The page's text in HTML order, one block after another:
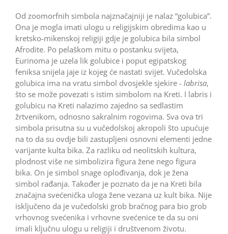
Od zoomorfnih simbola najznačajniji je nalaz “golubica”.
Ona je mogla imati ulogu u religijskim obredima kao u
kretsko‑mikenskoj religiji gdje je golubica bila simbol
Afrodite. Po pelaškom mitu o postanku svijeta,
Eurinoma je uzela lik golubice i poput egipatskog
feniksa snijela jaje iz kojeg će nastati svijet. Vučedolska
golubica ima na vratu simbol dvosjekle sjekire ‑ labrisa,
što se može povezati s istim simbolom na Kreti. I labris i
golubicu na Kreti nalazimo zajedno sa sedlastim
žrtvenikom, odnosno sakralnim rogovima. Sva ova tri
simbola prisutna su u vučedolskoj akropoli što upućuje
na to da su ovdje bili zastupljeni osnovni elementi jedne
varijante kulta bika. Za razliku od neolitskih kultura,
plodnost više ne simbolizira figura žene nego figura
bika. On je simbol snage oplođivanja, dok je žena
simbol rađanja. Također je poznato da je na Kreti bila
značajna svećenička uloga žene vezana uz kult bika. Nije
isključeno da je vučedolski grob bračnog para bio grob
vrhovnog svećenika i vrhovne svećenice te da su oni
imali ključnu ulogu u religiji i društvenom životu.